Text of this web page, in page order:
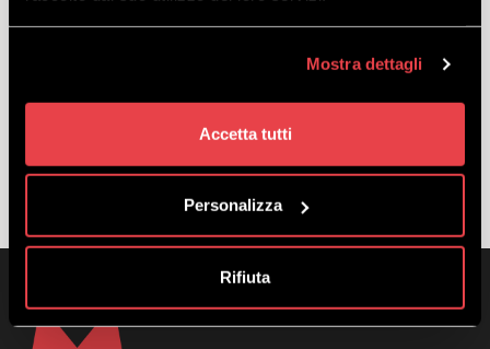
Mostra dettagli
Accetta tutti
Personalizza
Rifiuta